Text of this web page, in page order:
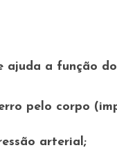
ajuda a função
pelo corpo
arterial;